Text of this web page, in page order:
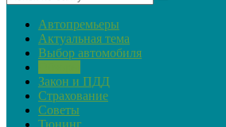
Автопремьеры
Актуальная тема
Выбор автомобиля
Закон и ПДД
Страхование
Советы
Тюнинг